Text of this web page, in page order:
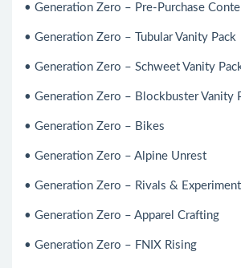
• Generation Zero – Pre-Purchase
• Generation Zero – Tubular Vanity Pack
• Generation Zero – Schweet Vanity
• Generation Zero – Blockbuster Vanity
• Generation Zero – Bikes
• Generation Zero – Alpine Unrest
• Generation Zero – Rivals &
• Generation Zero – Apparel Crafting
• Generation Zero – FNIX Rising